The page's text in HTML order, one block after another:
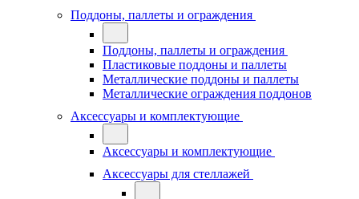
Поддоны, паллеты и ограждения
Поддоны, паллеты и ограждения
Пластиковые поддоны и паллеты
Металлические поддоны и паллеты
Металлические ограждения поддонов
Аксессуары и комплектующие
Аксессуары и комплектующие
Аксессуары для стеллажей